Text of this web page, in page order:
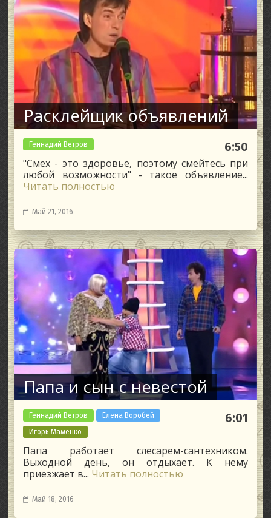
Расклейщик объявлений
Геннадий Ветров 6:50
"Смех - это здоровье, поэтому смейтесь при
любой возможности" - такое объявление...
Читать полностью
Май 21, 2016
Папа и сын с невестой
Геннадий Ветров
Елена Воробей
Игорь Маменко
6:01
Папа работает слесарем-сантехником.
Выходной день, он отдыхает. К нему
приезжает в... Читать полностью
Май 18, 2016